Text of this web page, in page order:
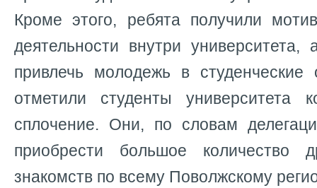
Кроме этого, ребята получили
деятельности внутри университета,
привлечь молодежь в студенческие
отметили студенты университета
сплочение. Они, по словам
приобрести большое количество
знакомств по всему Поволжскому